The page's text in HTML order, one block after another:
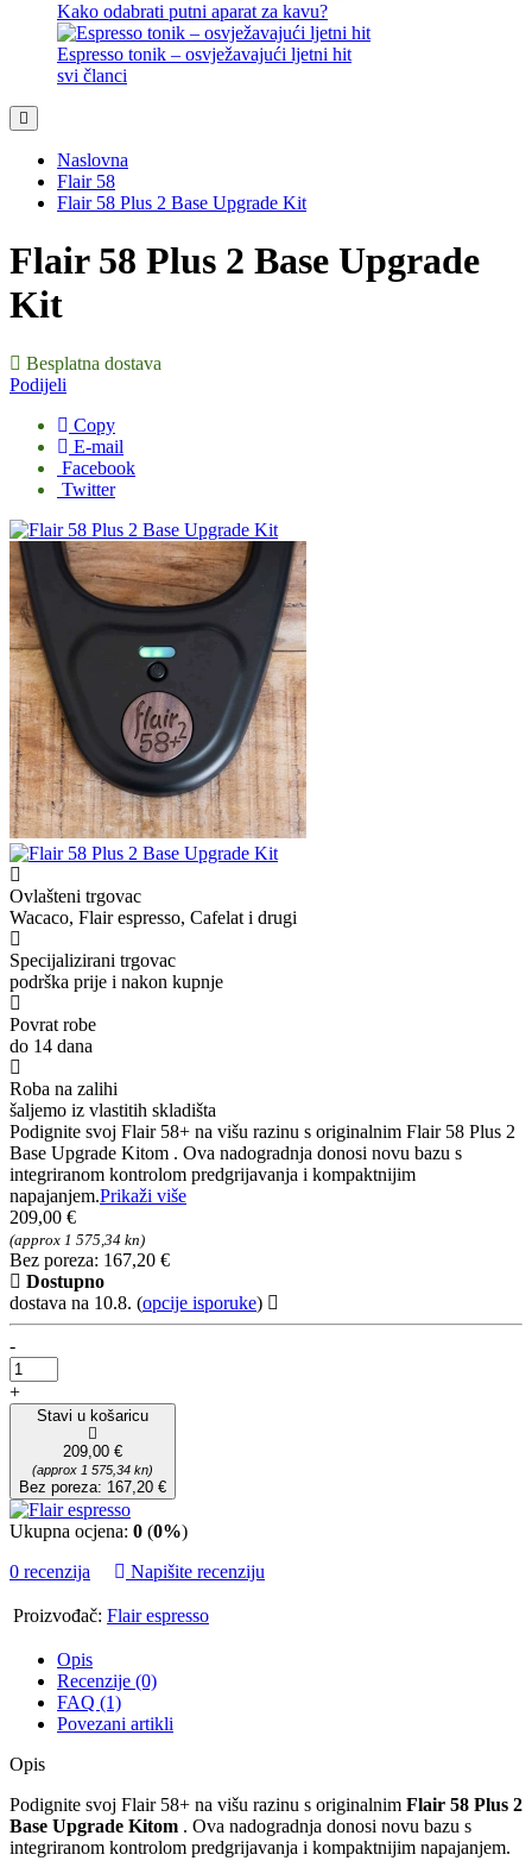
Kako odabrati putni aparat za kavu?
Espresso tonik – osvježavajući ljetni hit
svi članci
Naslovna
Flair 58
Flair 58 Plus 2 Base Upgrade Kit
Flair 58 Plus 2 Base Upgrade
Kit
Besplatna dostava
Podijeli
Copy
E-mail
Facebook
Twitter
Ovlašteni trgovac
Wacaco, Flair espresso, Cafelat i drugi
Specijalizirani trgovac
podrška prije i nakon kupnje
Povrat robe
do 14 dana
Roba na zalihi
šaljemo iz vlastitih skladišta
Podignite svoj Flair 58+ na višu razinu s originalnim Flair 58 Plus 2
Base Upgrade Kitom . Ova nadogradnja donosi novu bazu s
integriranom kontrolom predgrijavanja i kompaktnijim
napajanjem.Prikaži više
209,00 €
(approx 1 575,34 kn)
Bez poreza: 167,20 €
Dostupno
dostava na 10.8. (opcije isporuke)
-
+
Stavi u košaricu
209,00 €
(approx 1 575,34 kn)
Bez poreza: 167,20 €
Ukupna ocjena: 0 (0%)
0 recenzija
Napišite recenziju
Proizvođač: Flair espresso
Opis
Recenzije (0)
FAQ (1)
Povezani artikli
Opis
Podignite svoj Flair 58+ na višu razinu s originalnim Flair 58 Plus 2
Base Upgrade Kitom . Ova nadogradnja donosi novu bazu s
integriranom kontrolom predgrijavanja i kompaktnijim napajanjem.